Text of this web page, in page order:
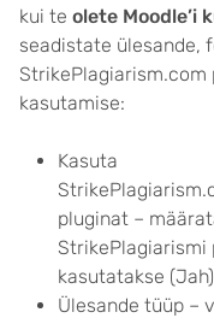
kui te olete Moodle’i
seadistate ülesande,
StrikePlagiarism.com
kasutamise:
Kasuta
pluginat –
StrikePlagiarismi
kasutatakse (Jah)
Ülesande tüüp –